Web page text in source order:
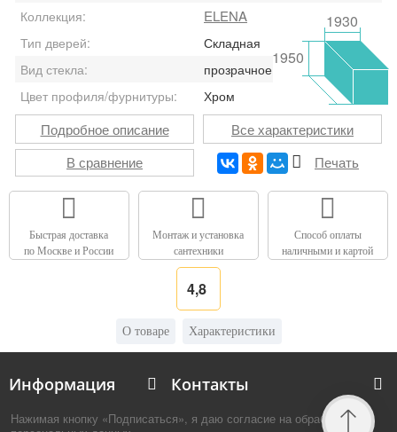
Коллекция:
ELENA
Тип дверей:
Складная
Вид стекла:
прозрачное
Цвет профиля/фурнитуры:
Хром
1950
1930
Подробное описание
Все характеристики
В сравнение
Печать
Быстрая доставка
по Москве и России
Монтаж и установка
сантехники
Способ оплаты
наличными и картой
4,8
О товаре Характеристики
Информация Контакты
Нажимая кнопку «Подписаться», я даю согласие на обработку